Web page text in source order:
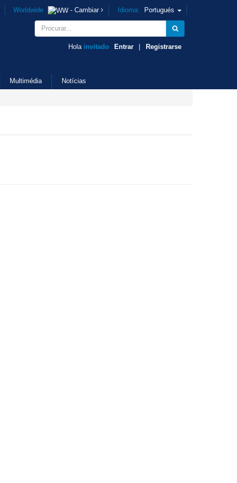
Worldwide - Cambiar Idioma: Portugués
Hola invitado Entrar Registrarse
Multimédia Notícias